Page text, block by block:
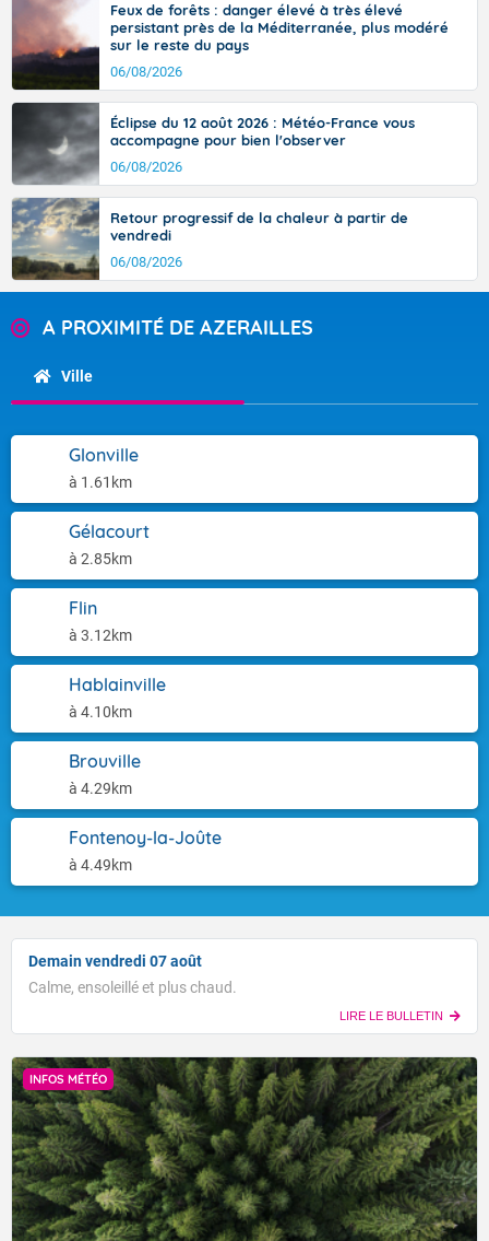
Feux de forêts : danger élevé à très élevé
persistant près de la Méditerranée, plus modéré
sur le reste du pays
06/08/2026
Éclipse du 12 août 2026 : Météo-France vous
accompagne pour bien l'observer
06/08/2026
Retour progressif de la chaleur à partir de
vendredi
06/08/2026
A PROXIMITÉ DE AZERAILLES
Ville
Glonville
à 1.61km
Gélacourt
à 2.85km
Flin
à 3.12km
Hablainville
à 4.10km
Brouville
à 4.29km
Fontenoy-la-Joûte
à 4.49km
Demain vendredi 07 août
Calme, ensoleillé et plus chaud.
LIRE LE BULLETIN
INFOS MÉTÉO